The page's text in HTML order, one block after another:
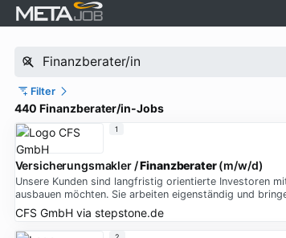
Filter
440 Finanzberater/in-Jobs
Versicherungsmakler /Finanzberater(m/w/d)
Unsere Kunden sind langfristig orientierte Investoren
ausbauen möchten. Sie arbeiten eigenständig und
CFS GmbHvia stepstone.de
1